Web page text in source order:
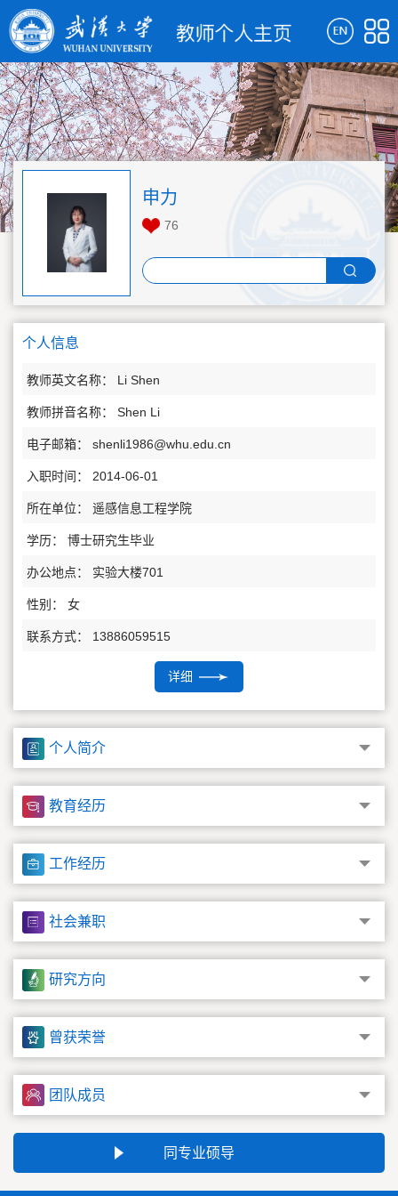
申力
76
个人信息
教师英文名称： Li Shen
教师拼音名称： Shen Li
电子邮箱： shenli1986@whu.edu.cn
入职时间： 2014-06-01
所在单位： 遥感信息工程学院
学历： 博士研究生毕业
办公地点： 实验大楼701
性别： 女
联系方式： 13886059515
硕士生导师
详细
个人简介
教育经历
工作经历
社会兼职
研究方向
曾获荣誉
团队成员
同专业硕导